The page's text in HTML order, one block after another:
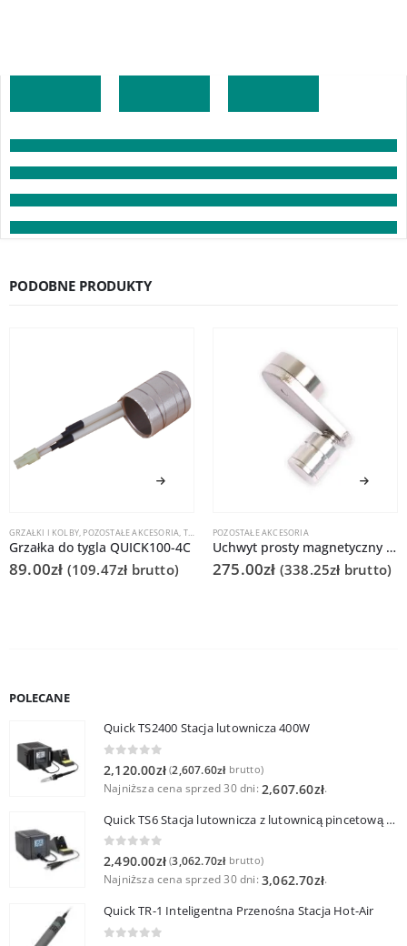
PODOBNE PRODUKTY
GRZAŁKI I KOLBY, POZOSTAŁE AKCESORIA, TYGLE
Grzałka do tygla QUICK100-4C
89.00zł (109.47zł brutto)
POZOSTAŁE AKCESORIA
Uchwyt prosty magnetyczny do Quick870D
275.00zł (338.25zł brutto)
POLECANE
Quick TS2400 Stacja lutownicza 400W
2,120.00zł (2,607.60złbrutto)
Najniższa cena sprzed 30 dni: 2,607.60zł.
Quick TS6 Stacja lutownicza z lutownicą pincetową 60W
0 out of 5
2,490.00zł (3,062.70złbrutto)
Najniższa cena sprzed 30 dni: 3,062.70zł.
Quick TR-1 Inteligentna Przenośna Stacja Hot-Air